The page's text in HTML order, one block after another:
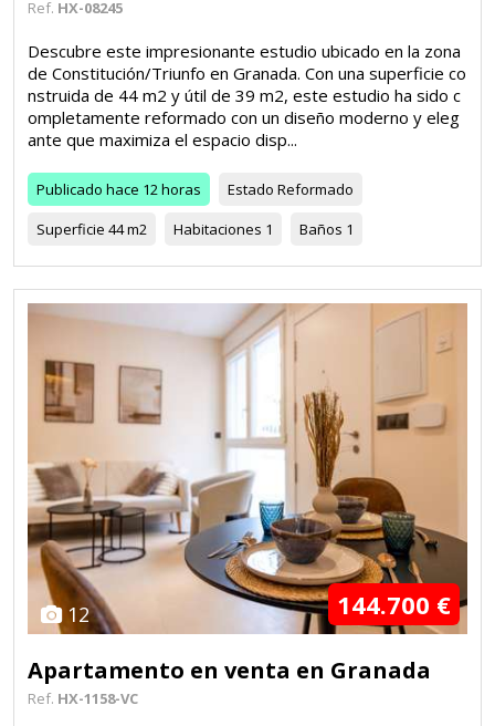
Ref. HX-08245
Descubre este impresionante estudio ubicado en la zona
de Constitución/Triunfo en Granada. Con una superficie co
nstruida de 44 m2 y útil de 39 m2, este estudio ha sido c
ompletamente reformado con un diseño moderno y eleg
ante que maximiza el espacio disp...
Publicado hace 12 horas Estado Reformado
Superficie 44 m2 Habitaciones 1 Baños 1
12 144.700 €
Apartamento en venta en Granada
Ref. HX-1158-VC